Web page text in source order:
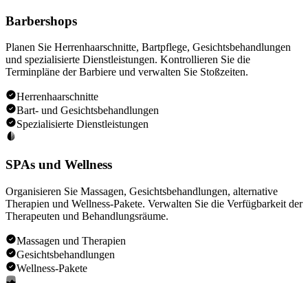
Barbershops
Planen Sie Herrenhaarschnitte, Bartpflege, Gesichtsbehandlungen
und spezialisierte Dienstleistungen. Kontrollieren Sie die
Terminpläne der Barbiere und verwalten Sie Stoßzeiten.
Herrenhaarschnitte
Bart- und Gesichtsbehandlungen
Spezialisierte Dienstleistungen
SPAs und Wellness
Organisieren Sie Massagen, Gesichtsbehandlungen, alternative
Therapien und Wellness-Pakete. Verwalten Sie die Verfügbarkeit der
Therapeuten und Behandlungsräume.
Massagen und Therapien
Gesichtsbehandlungen
Wellness-Pakete